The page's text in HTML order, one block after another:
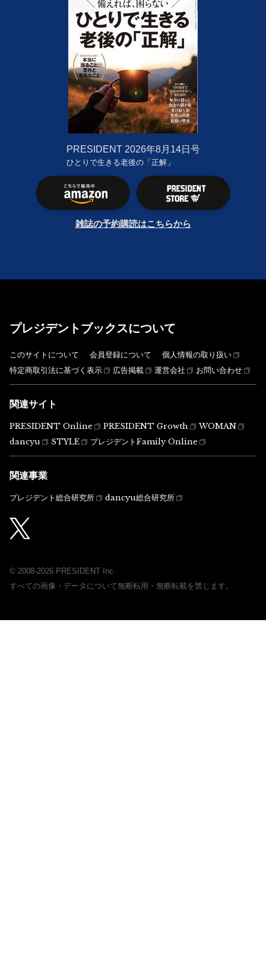
PRESIDENT 2026年8月14日号
ひとりで生きる老後の「正解」
雑誌の予約購読はこちらから
プレジデントブックスについて
このサイトについて 会員登録について
個人情報の取り扱い
特定商取引法に基づく表示
広告掲載 運営会社 お問い合わせ
関連サイト
PRESIDENT Online PRESIDENT Growth
WOMAN
dancyu
STYLE プレジデントFamily Online
関連事業
プレジデント総合研究所 dancyu総合研究所
© 2008-2026 PRESIDENT Inc.
すべての画像・データについて無断転用・無断転載を禁じます。